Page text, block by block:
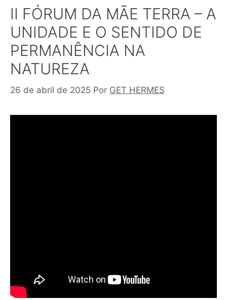
II FÓRUM DA MÃE TERRA – A
UNIDADE E O SENTIDO DE
PERMANÊNCIA NA
NATUREZA
26 de abril de 2025 Por GET HERMES